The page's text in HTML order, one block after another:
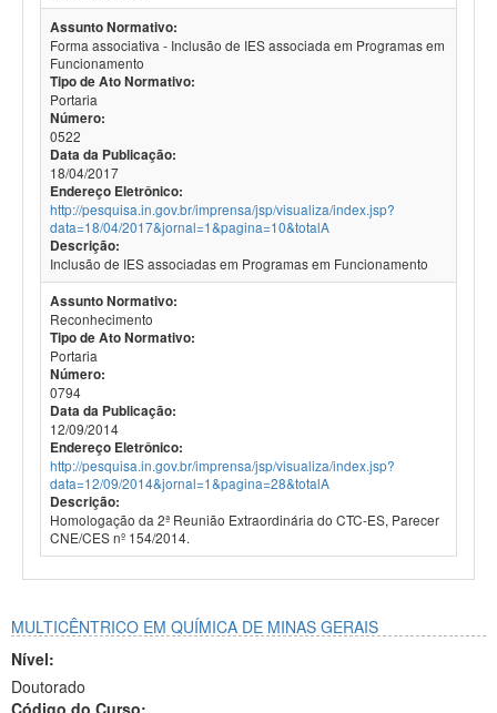
Assunto Normativo:
Forma associativa - Inclusão de IES associada em Programas em
Funcionamento
Tipo de Ato Normativo:
Portaria
Número:
0522
Data da Publicação:
18/04/2017
Endereço Eletrônico:
http://pesquisa.in.gov.br/imprensa/jsp/visualiza/index.jsp?
data=18/04/2017&jornal=1&pagina=10&totalA
Descrição:
Inclusão de IES associadas em Programas em Funcionamento
Assunto Normativo:
Reconhecimento
Tipo de Ato Normativo:
Portaria
Número:
0794
Data da Publicação:
12/09/2014
Endereço Eletrônico:
http://pesquisa.in.gov.br/imprensa/jsp/visualiza/index.jsp?
data=12/09/2014&jornal=1&pagina=28&totalA
Descrição:
Homologação da 2ª Reunião Extraordinária do CTC-ES, Parecer
CNE/CES nº 154/2014.
MULTICÊNTRICO EM QUÍMICA DE MINAS GERAIS
Nível:
Doutorado
Código do Curso: